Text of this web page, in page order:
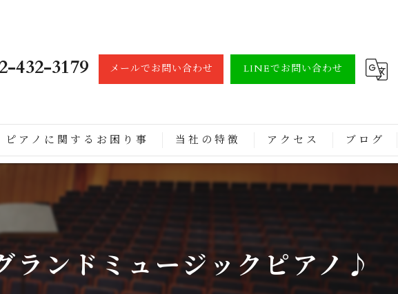
432-3179 メールでお問い合わせ LINEでお問い合わせ
ピアノに関するお困り事 当社の特徴
調律
レンタル
アクセス ブログ
ランドミュージックピアノ♪